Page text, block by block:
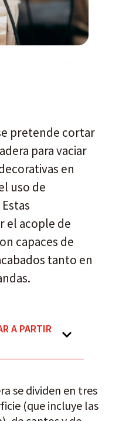
pretende cortar
para vaciar
en
uso de
el acople de
capaces de
tanto en
A PARTIR
se dividen en tres
(que incluye las